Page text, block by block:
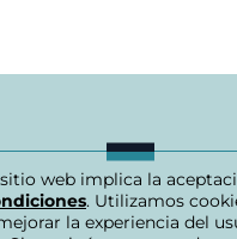
web implica la
. Utilizamos
la experiencia del